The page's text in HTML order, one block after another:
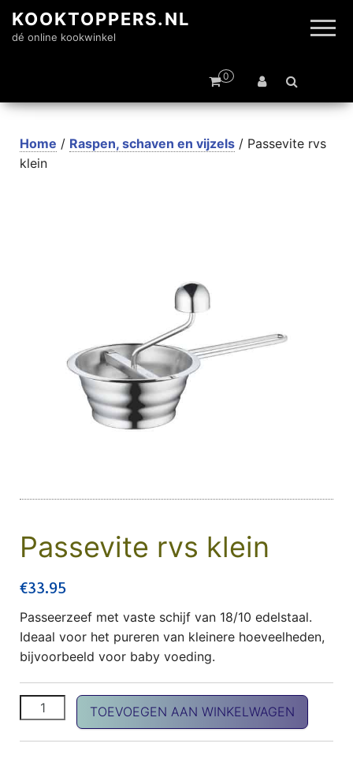
KOOKTOPPERS.NL
dé online kookwinkel
0
Home / Raspen, schaven en vijzels / Passevite rvs
klein
Passevite rvs klein
€33.95
Passeerzeef met vaste schijf van 18/10 edelstaal.
Ideaal voor het pureren van kleinere hoeveelheden,
bijvoorbeeld voor baby voeding.
Passevite rvs klein aantal
TOEVOEGEN AAN WINKELWAGEN